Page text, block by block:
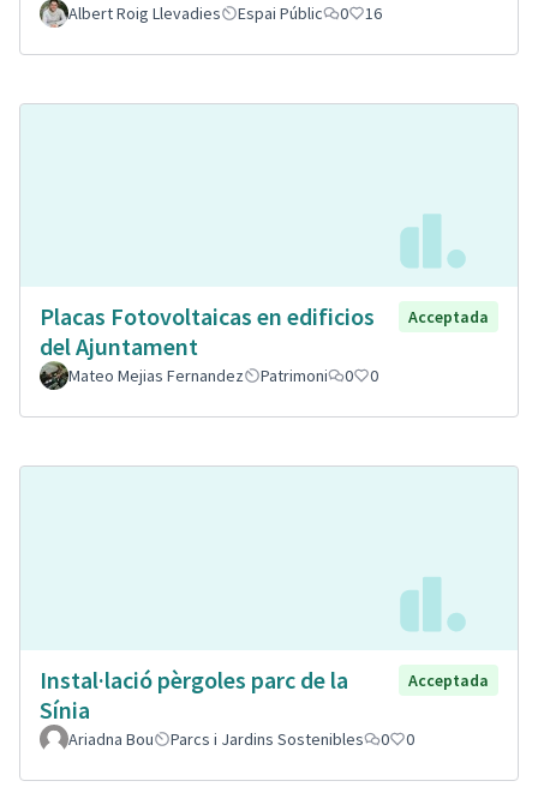
Albert Roig Llevadies Espai Públic 0 16
Placas Fotovoltaicas en edificios
del Ajuntament
Acceptada
Mateo Mejias Fernandez Patrimoni 0 0
Instal·lació pèrgoles parc de la
Sínia
Acceptada
Ariadna Bou Parcs i Jardins Sostenibles 0 0